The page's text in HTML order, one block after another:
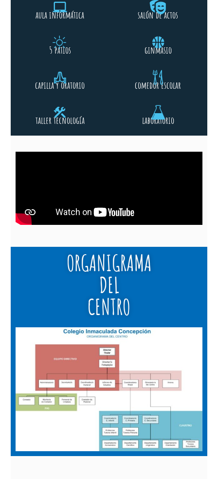
aula informática salón de actos
5 patios
capilla y oratorio
taller tecnología
ginmasio
comedor escolar
laboratorio
ORGANIGRAMA
DEL
CENTRO